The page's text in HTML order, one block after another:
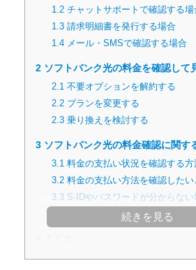
1.2チャットサポートで確認する場
1.3請求明細書を発行する場合
1.4メール・SMSで確認する場合
2 ソフトバンク光の料金を確認して
2.1 不要オプションを解約する
2.2プランを変更する
2.3乗り換えを検討する
3 ソフトバンク光の料金確認に関す
3.1 料金の支払い状況を確認する方
3.2料金の支払い方法を確認したい
3.3S-IDやパスワードが分からない
ソフトバンク光の料金に関する
続きを見る